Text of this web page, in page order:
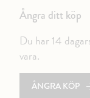
Ångra ditt köp
Du har 14
vara.
ÅNGRA KÖP